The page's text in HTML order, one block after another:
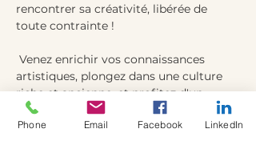
rencontrer sa créativité, libérée de
toute contrainte !
artistiques, plongez dans une culture
riche et ancienne, et profitez d'un
moment unique et inspirant.
Phone Email Facebook LinkedIn